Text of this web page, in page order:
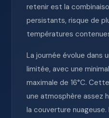
retenir est la
persistants, risque de
températures
La journée évolue dans
limitée, avec une
maximale de 16°C.
une atmosphère assez
la couverture